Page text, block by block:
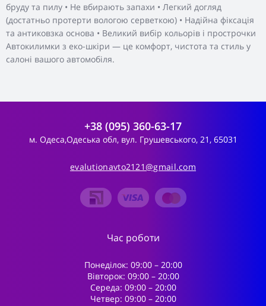
бруду та пилу • Не вбирають запахи • Легкий догляд
(достатньо протерти вологою серветкою) • Надійна фіксація
та антиковзка основа • Великий вибір кольорів і прострочки
Автокилимки з еко-шкіри — це комфорт, чистота та стиль у
салоні вашого автомобіля.
+38 (095) 360-63-17
м. Одеса,Одеська обл, вул. Грушевського, 21, 65031
evalutionavto2121@gmail.com
Час роботи
Понеділок: 09:00 – 20:00
Вівторок: 09:00 – 20:00
Середа: 09:00 – 20:00
Четвер: 09:00 – 20:00